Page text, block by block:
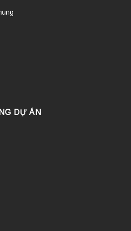
DỰ ÁN